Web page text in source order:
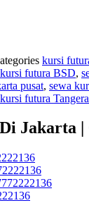
kursi
futura BSD,
pusat, sewa
futura
Jakarta |